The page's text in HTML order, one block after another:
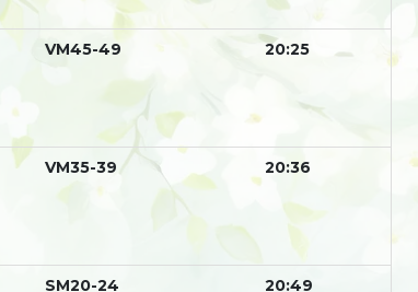
VM45-49 20:25
VM35-39 20:36
SM20-24 20:49